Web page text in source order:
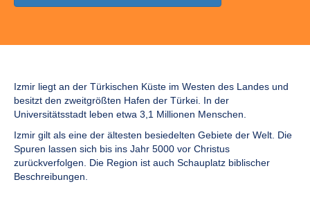
Izmir liegt an der Türkischen Küste im Westen des Landes und
besitzt den zweitgrößten Hafen der Türkei. In der
Universitätsstadt leben etwa 3,1 Millionen Menschen.
Izmir gilt als eine der ältesten besiedelten Gebiete der Welt. Die
Spuren lassen sich bis ins Jahr 5000 vor Christus
zurückverfolgen. Die Region ist auch Schauplatz biblischer
Beschreibungen.